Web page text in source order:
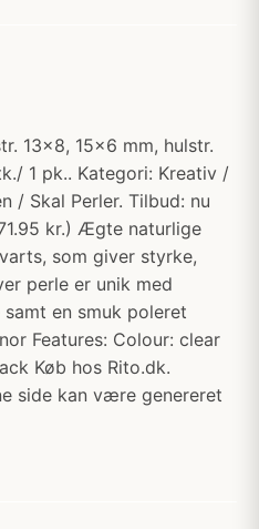
13x8, 15x6 mm, hulstr.
1 pk.. Kategori: Kreativ /
/ Skal Perler. Tilbud: nu
kr.) Ægte naturlige
som giver styrke,
perle er unik med
en smuk poleret
Features: Colour: clear
Køb hos Rito.dk.
side kan være genereret